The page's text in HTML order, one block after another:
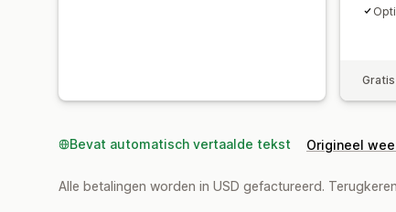
Bevat automatisch vertaalde tekst Origineel
Alle betalingen worden in USD gefactureerd.